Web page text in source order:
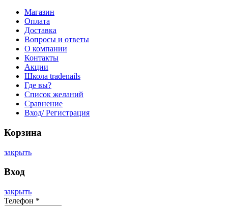
Магазин
Оплата
Доставка
Вопросы и ответы
О компании
Контакты
Акции
Школа tradenails
Где вы?
Список желаний
Сравнение
Вход/ Регистрация
Корзина
закрыть
Вход
закрыть
Телефон *